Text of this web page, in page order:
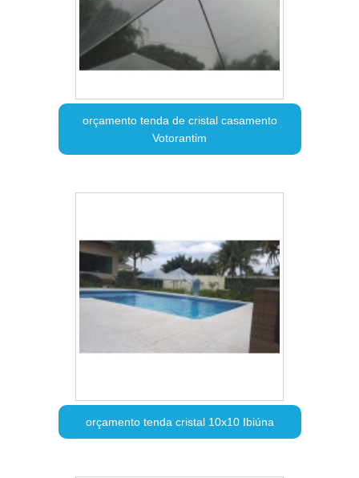
orçamento tenda de cristal casamento
Votorantim
orçamento tenda cristal 10x10 Ibiúna